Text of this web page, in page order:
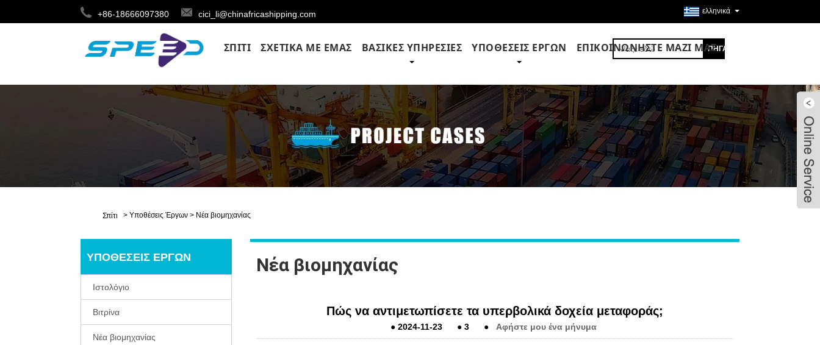
+86-18666097380 cici_li@chinafricashipping.com ελληνικά
ΣΠΊΤΙ ΣΧΕΤΙΚΆ ΜΕ ΕΜΆΣ ΒΑΣΙΚΈΣ ΥΠΗΡΕΣΊΕΣ ΥΠΟΘΈΣΕΙΣ ΈΡΓΩΝ ΕΠΙΚΟΙΝΩΝΉΣΤΕ ΜΑΖΊ ΜΑΣ
Σπίτι > Υποθέσεις Έργων > Νέα βιομηχανίας
ΥΠΟΘΈΣΕΙΣ ΈΡΓΩΝ
Ιστολόγιο
Βιτρίνα
Νέα βιομηχανίας
Νέα βιομηχανίας
Πώς να αντιμετωπίσετε τα υπερβολικά δοχεία μεταφοράς;
● 2024-11-23 ● 3 ● Αφήστε μου ένα μήνυμα